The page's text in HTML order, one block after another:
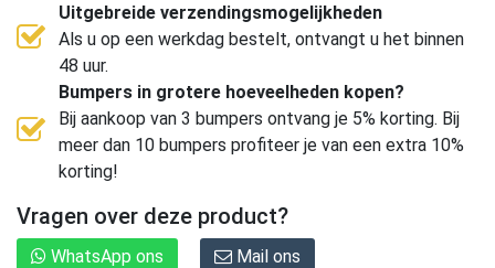
Uitgebreide verzendingsmogelijkheden
Als u op een werkdag bestelt, ontvangt u het binnen
48 uur.
Bumpers in grotere hoeveelheden kopen?
Bij aankoop van 3 bumpers ontvang je 5% korting. Bij
meer dan 10 bumpers profiteer je van een extra 10%
korting!
Vragen over deze product?
WhatsApp ons Mail ons